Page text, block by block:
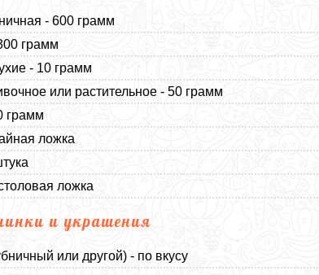
- 600 грамм
грамм
- 10 грамм
или растительное - 50 грамм
грамм
ложка
ложка
и украшения
или другой) - по вкусу